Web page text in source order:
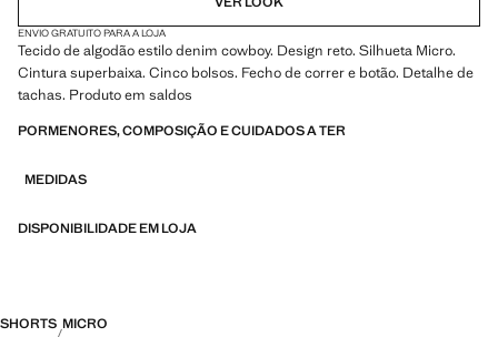
ENVIO GRATUITO PARA A LOJA
Tecido de algodão estilo denim cowboy. Design reto. Silhueta Micro.
Cintura superbaixa. Cinco bolsos. Fecho de correr e botão. Detalhe de
tachas. Produto em saldos
PORMENORES, COMPOSIÇÃO E CUIDADOS A TER
MEDIDAS
DISPONIBILIDADE EM LOJA
SHORTS MICRO